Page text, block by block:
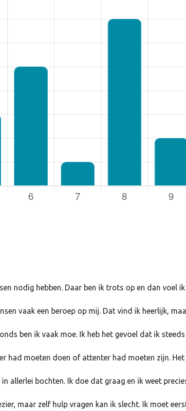
nodig hebben. Daar ben ik trots op en dan voel ik
vaak een beroep op mij. Dat vind ik heerlijk,
ben ik vaak moe. Ik heb het gevoel dat ik steeds
had moeten doen of attenter had moeten zijn. Het
allerlei bochten. Ik doe dat graag en ik weet
maar zelf hulp vragen kan ik slecht. Ik moet
Je wachtwoord vergeten?